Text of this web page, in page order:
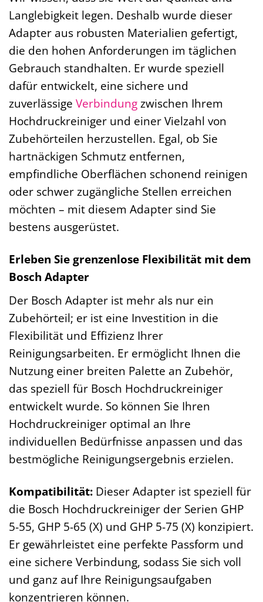
Langlebigkeit legen. Deshalb wurde dieser
Adapter aus robusten Materialien gefertigt,
die den hohen Anforderungen im täglichen
Gebrauch standhalten. Er wurde speziell
dafür entwickelt, eine sichere und
zuverlässige Verbindungzwischen Ihrem
Hochdruckreiniger und einer Vielzahl von
Zubehörteilen herzustellen. Egal, ob Sie
hartnäckigen Schmutz entfernen,
empfindliche Oberflächen schonend reinigen
oder schwer zugängliche Stellen erreichen
möchten – mit diesem Adapter sind Sie
bestens ausgerüstet.
Erleben Sie grenzenlose Flexibilität mit dem
Bosch Adapter
Der Bosch Adapter ist mehr als nur ein
Zubehörteil; er ist eine Investition in die
Flexibilität und Effizienz Ihrer
Reinigungsarbeiten. Er ermöglicht Ihnen die
Nutzung einer breiten Palette an Zubehör,
das speziell für Bosch Hochdruckreiniger
entwickelt wurde. So können Sie Ihren
Hochdruckreiniger optimal an Ihre
individuellen Bedürfnisse anpassen und das
bestmögliche Reinigungsergebnis erzielen.
Kompatibilität: Dieser Adapter ist speziell für
die Bosch Hochdruckreiniger der Serien GHP
5-55, GHP 5-65 (X) und GHP 5-75 (X) konzipiert.
Er gewährleistet eine perfekte Passform und
eine sichere Verbindung, sodass Sie sich voll
und ganz auf Ihre Reinigungsaufgaben
konzentrieren können.